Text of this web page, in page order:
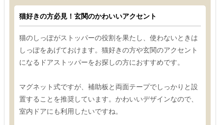
猫好きの方必見！玄関のかわいいアクセント
猫のしっぽがストッパーの役割を果たし、使わないときは
しっぽをあげておけます。猫好きの方や玄関のアクセント
になるドアストッパーをお探しの方におすすめです。
マグネット式ですが、補助板と両面テープでしっかりと設
置することを推奨しています。かわいいデザインなので、
室内ドアにも利用したいですね。